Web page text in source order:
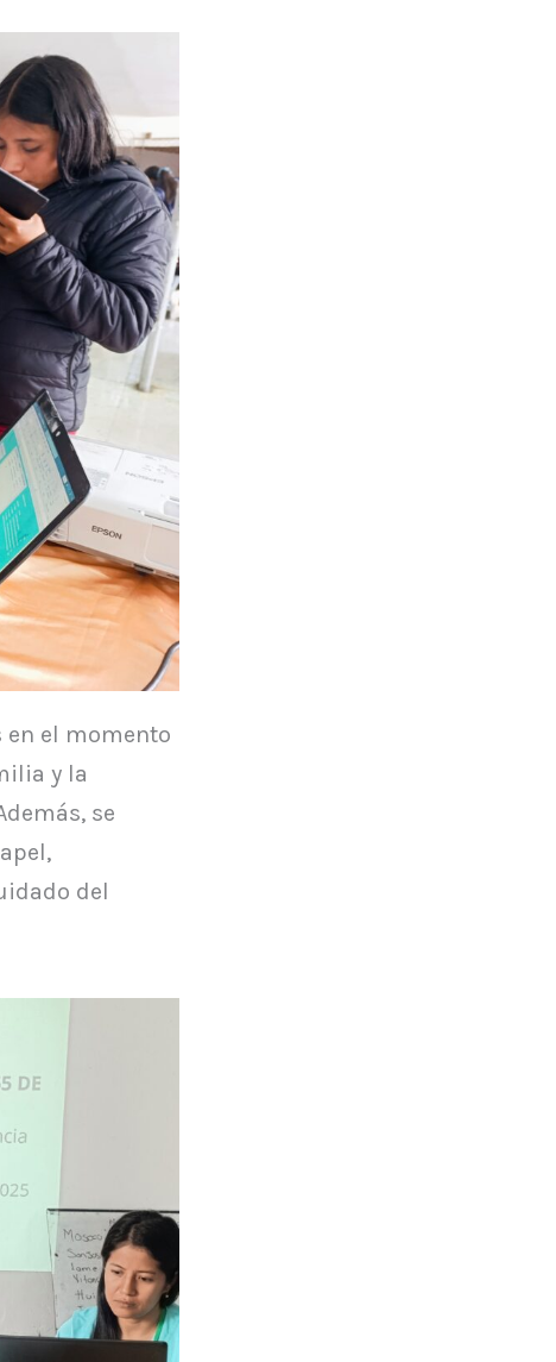
el momento
y la
se
del